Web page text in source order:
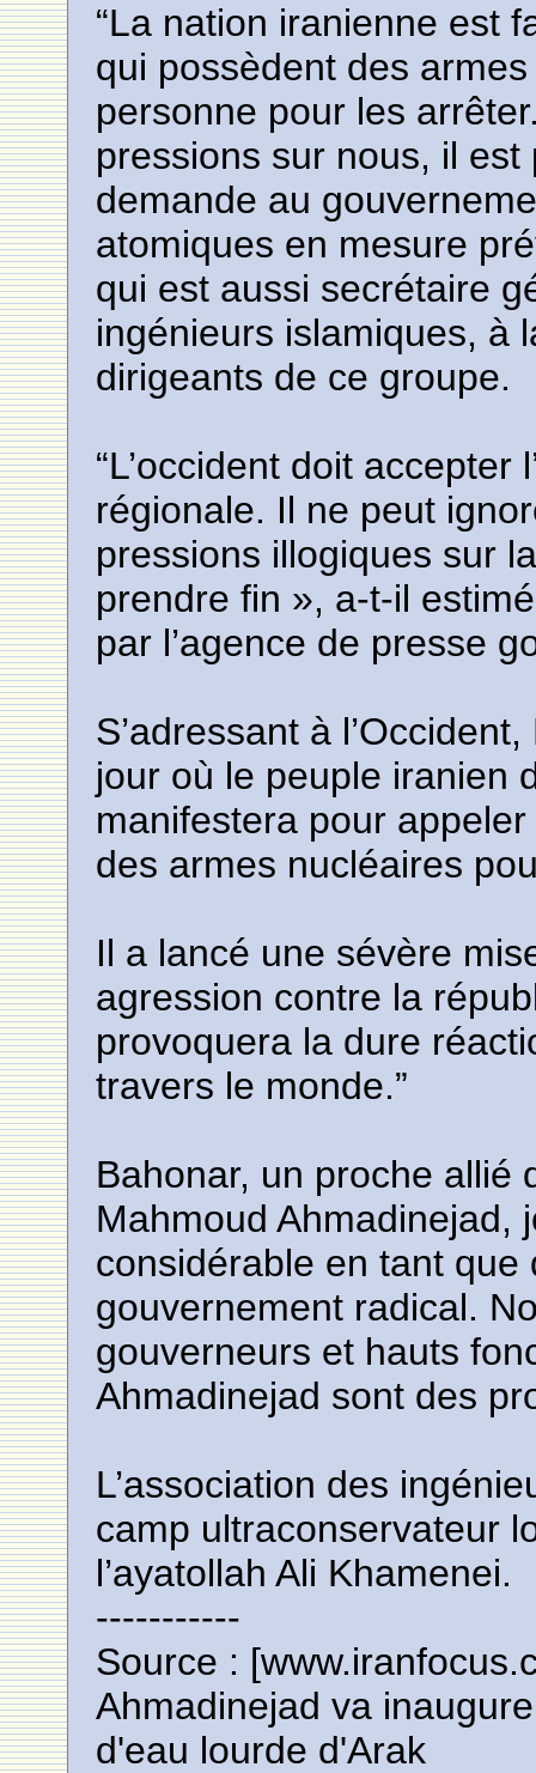
“La nation iranienne est
qui possèdent des
personne pour les
pressions sur nous, il
demande au
atomiques en mesure
qui est aussi secrétaire
ingénieurs islamiques, à
dirigeants de ce groupe.
“L’occident doit accepter
régionale. Il ne peut
pressions illogiques sur
prendre fin », a-t-il
par l’agence de presse
S’adressant à
jour où le peuple iranien
manifestera pour
des armes nucléaires
Il a lancé une sévère
agression contre la
provoquera la dure
travers le monde.”
Bahonar, un proche allié
Mahmoud Ahmadinejad,
considérable en tant que
gouvernement radical.
gouverneurs et hauts
Ahmadinejad sont des
L’association des
camp ultraconservateur
l’ayatollah Ali Khamenei.
-----------
Source :
Ahmadinejad va
d'eau lourde d'Arak